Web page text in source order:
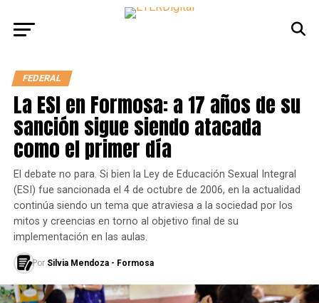
FEDERAL
La ESI en Formosa: a 17 años de su
sanción sigue siendo atacada
como el primer día
El debate no para. Si bien la Ley de Educación Sexual Integral
(ESI) fue sancionada el 4 de octubre de 2006, en la actualidad
continúa siendo un tema que atraviesa a la sociedad por los
mitos y creencias en torno al objetivo final de su
implementación en las aulas.
Por Silvia Mendoza - Formosa